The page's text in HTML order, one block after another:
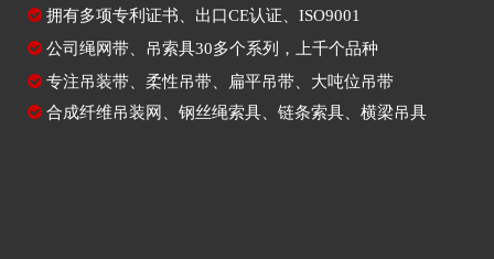
 拥有多项专利证书、出口CE认证、ISO9001
 公司绳网带、吊索具30多个系列，上千个品种
 专注吊装带 柔性吊带 扁平吊带 、大吨位吊带
 合成纤维吊装网 钢丝绳索具 链条索具 横梁吊具